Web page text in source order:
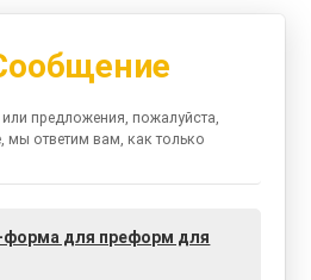
предложения, пожалуйста,
мы ответим вам, как только
форма для преформ для